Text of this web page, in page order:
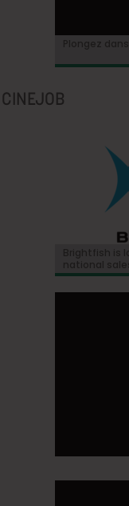
Plongez
CINEJOB
Brightfish is
national